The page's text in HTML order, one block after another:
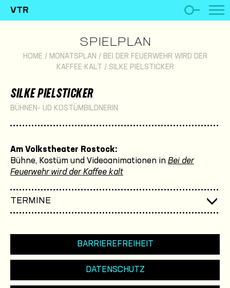
VTR
SPIELPLAN
HOME / MONATSPLAN / BEI DER FEUERWEHR WIRD DER
KAFFEE KALT
/ SILKE PIELSTICKER
SILKE PIELSTICKER
BÜHNEN- UD KOSTÜMBILDNERIN
Am Volkstheater Rostock:
Bühne, Kostüm und Videoanimationen in Bei der
Feuerwehr wird der Kaffee kalt
TERMINE
BARRIEREFREIHEIT
DATENSCHUTZ